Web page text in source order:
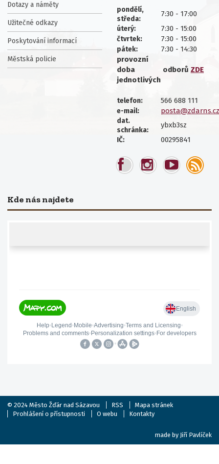
Dotazy a náměty
Užitečné odkazy
Poskytování informací
Městská policie
pondělí,
středa:
7:30 - 17:00
úterý: 7:30 - 15:00
čtvrtek: 7:30 - 15:00
pátek:
7:30 - 14:30
provozní
doba
jednotlivých
odborů ZDE
telefon: 566 688 111
e-mail: posta@zdarns.cz
dat.
schránka:
ybxb3sz
IČ: 00295841
Kde nás najdete
© 2024 Město Žďár nad Sázavou RSS
Mapa stránek
Prohlášení o přístupnosti
O webu Kontakty
made by Jiří Pavlíček